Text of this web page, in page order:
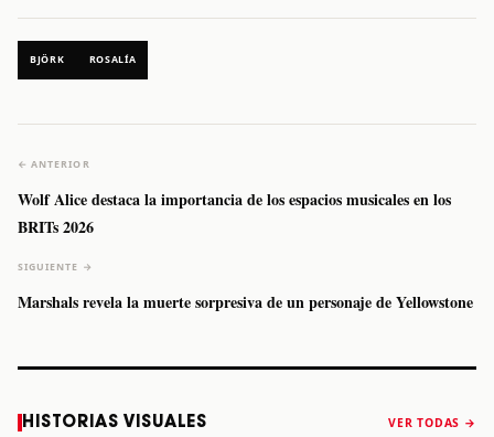
BJÖRK ROSALÍA
← ANTERIOR
Wolf Alice destaca la importancia de los espacios musicales en los
BRITs 2026
SIGUIENTE →
Marshals revela la muerte sorpresiva de un personaje de Yellowstone
HISTORIAS VISUALES VER TODAS →
Caifanes regresa
a Monterrey el
Fallece Felipe
Staiti, guitarrista
anuncia “Reality